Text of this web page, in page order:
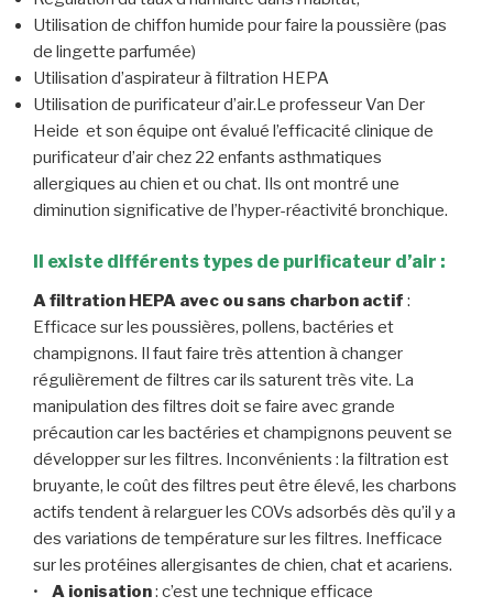
Utilisation de chiffon humide pour faire la poussière (pas
de lingette parfumée)
Utilisation d’aspirateur à filtration HEPA
Utilisation de purificateur d’air.Le professeur Van Der
Heide et son équipe ont évalué l’efficacité clinique de
purificateur d’air chez 22 enfants asthmatiques
allergiques au chien et ou chat. Ils ont montré une
diminution significative de l’hyper-réactivité bronchique.
Il existe différents types de purificateur d’air :
A filtration HEPA avec ou sans charbon actif :
Efficace sur les poussières, pollens, bactéries et
champignons. Il faut faire très attention à changer
régulièrement de filtres car ils saturent très vite. La
manipulation des filtres doit se faire avec grande
précaution car les bactéries et champignons peuvent se
développer sur les filtres. Inconvénients : la filtration est
bruyante, le coût des filtres peut être élevé, les charbons
actifs tendent à relarguer les COVs adsorbés dès qu’il y a
des variations de température sur les filtres. Inefficace
sur les protéines allergisantes de chien, chat et acariens.
• A ionisation: c’est une technique efficace